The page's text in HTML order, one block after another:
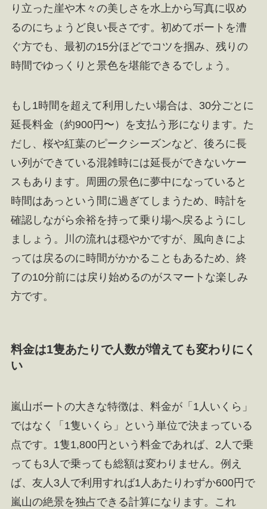
り立った崖や木々の美しさを水上から写真に収め
るのにちょうど良い長さです。初めてボートを漕
ぐ方でも、最初の15分ほどでコツを掴み、残りの
時間でゆっくりと景色を堪能できるでしょう。
もし1時間を超えて利用したい場合は、30分ごとに
延長料金（約900円〜）を支払う形になります。た
だし、桜や紅葉のピークシーズンなど、後ろに長
い列ができている混雑時には延長ができないケー
スもあります。周囲の景色に夢中になっていると
時間はあっという間に過ぎてしまうため、時計を
確認しながら余裕を持って乗り場へ戻るようにし
ましょう。川の流れは穏やかですが、風向きによ
っては戻るのに時間がかかることもあるため、終
了の10分前には戻り始めるのがスマートな楽しみ
方です。
料金は1隻あたりで人数が増えても変わりにく
い
嵐山ボートの大きな特徴は、料金が「1人いくら」
ではなく「1隻いくら」という単位で決まっている
点です。1隻1,800円という料金であれば、2人で乗
っても3人で乗っても総額は変わりません。例え
ば、友人3人で利用すれば1人あたりわずか600円で
嵐山の絶景を独占できる計算になります。これ